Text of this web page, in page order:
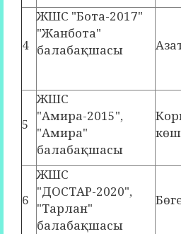
4
ЖШС "Бота-2017"
"Жанбота"
балабақшасы
5
ЖШС
"Амира-2015",
"Амира"
балабақшасы
6
ЖШС
"ДОСТАР-2020",
"Тарлан"
балабақшасы